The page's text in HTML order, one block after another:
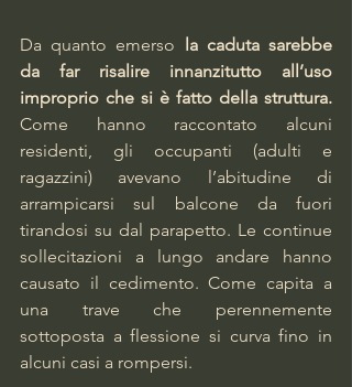
Da quanto emerso
la caduta sarebbe
da far risalire innanzitutto all’uso
Come hanno raccontato alcuni
residenti, gli occupanti (adulti e
ragazzini) avevano l’abitudine di
arrampicarsi sul balcone da fuori
tirandosi su dal parapetto. Le continue
sollecitazioni a lungo andare hanno
causato il cedimento. Come capita a
una trave che perennemente
sottoposta a flessione si curva fino in
alcuni casi a rompersi.